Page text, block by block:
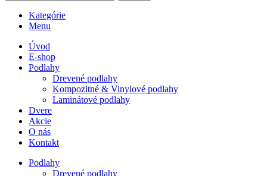
Kategórie
Menu
Úvod
E-shop
Podlahy
Drevené podlahy
Kompozitné & Vinylové podlahy
Laminátové podlahy
Dvere
Akcie
O nás
Kontakt
Podlahy
Drevené podlahy